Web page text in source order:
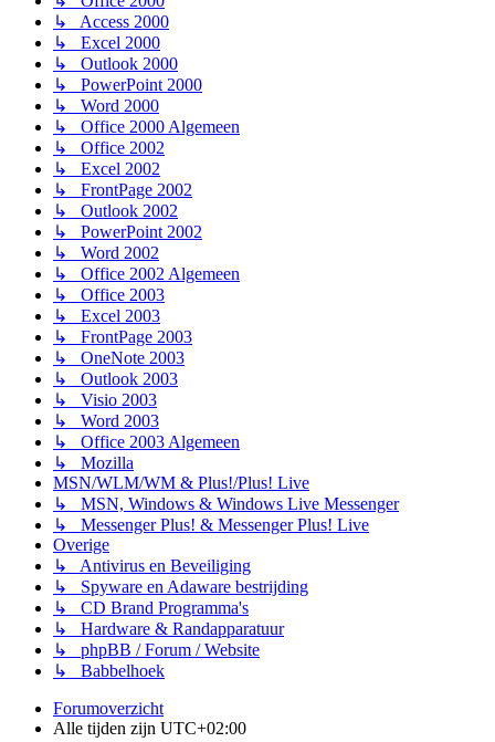
↳ Access 2000
↳ Excel 2000
↳ Outlook 2000
↳ PowerPoint 2000
↳ Word 2000
↳ Office 2000 Algemeen
↳ Office 2002
↳ Excel 2002
↳ FrontPage 2002
↳ Outlook 2002
↳ PowerPoint 2002
↳ Word 2002
↳ Office 2002 Algemeen
↳ Office 2003
↳ Excel 2003
↳ FrontPage 2003
↳ OneNote 2003
↳ Outlook 2003
↳ Visio 2003
↳ Word 2003
↳ Office 2003 Algemeen
↳ Mozilla
MSN/WLM/WM & Plus!/Plus! Live
↳ MSN, Windows & Windows Live Messenger
↳ Messenger Plus! & Messenger Plus! Live
Overige
↳ Antivirus en Beveiliging
↳ Spyware en Adaware bestrijding
↳ CD Brand Programma's
↳ Hardware & Randapparatuur
↳ phpBB / Forum / Website
↳ Babbelhoek
Forumoverzicht
Alle tijden zijn UTC+02:00